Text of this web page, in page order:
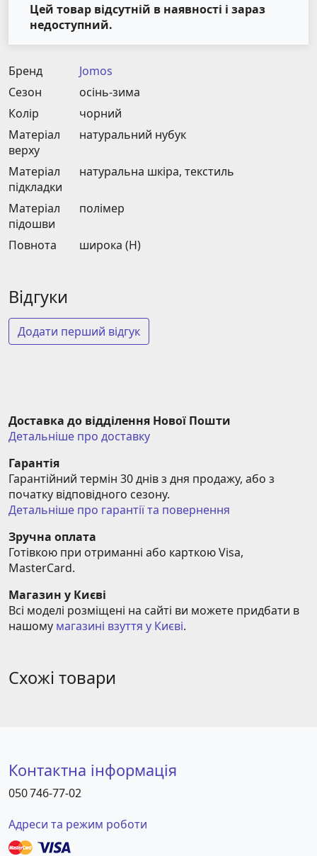
Цей товар відсутній в наявності і зараз
недоступний.
Бренд
Jomos
Сезон
осінь-зима
Колір
чорний
Матеріал
верху
натуральний нубук
Матеріал
підкладки
натуральна шкіра, текстиль
Матеріал
підошви
полімер
Повнота широка (H)
Відгуки
Додати перший відгук
Доставка до відділення Нової Пошти
Детальніше про доставку
Гарантія
Гарантійний термін 30 днів з дня продажу, або з
початку відповідного сезону.
Детальніше про гарантії та повернення
Зручна оплата
Готівкою при отриманні або карткою Visa,
MasterCard.
Магазин у Києві
Всі моделі розміщені на сайті ви можете придбати в
нашому магазині взуття у Києві.
Схожі товари
Контактна інформація
050 746-77-02
Адреси та режим роботи